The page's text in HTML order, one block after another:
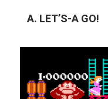
LET’S-A GO!